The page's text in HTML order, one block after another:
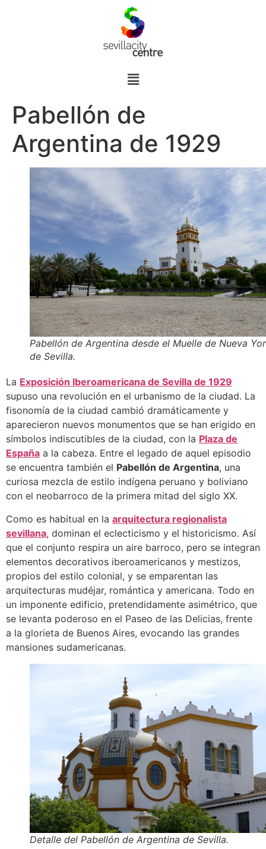
Pabellón de
Argentina de 1929
Pabellón de Argentina desde el Muelle de Nueva
de Sevilla.
La Exposición Iberoamericana de Sevilla de 1929
supuso una revolución en el urbanismo de la ciudad. La
fisonomía de la ciudad cambió dramáticamente y
aparecieron nuevos monumentos que se han erigido en
símbolos indiscutibles de la ciudad, con la Plaza de
España a la cabeza. Entre el legado de aquel episodio
se encuentra también el Pabellón de Argentina, una
curiosa mezcla de estilo indígena peruano y boliviano
con el neobarroco de la primera mitad del siglo XX.
Como es habitual en la arquitectura regionalista
sevillana, dominan el eclecticismo y el historicismo. Así
que el conjunto respira un aire barroco, pero se integran
elementos decorativos iberoamericanos y mestizos,
propios del estilo colonial, y se emparentan las
arquitecturas mudéjar, romántica y americana. Todo en
un imponente edificio, pretendidamente asimétrico, que
se levanta poderoso en el Paseo de las Delicias, frente
a la glorieta de Buenos Aires, evocando las grandes
mansiones sudamericanas.
Detalle del Pabellón de Argentina de Sevilla.